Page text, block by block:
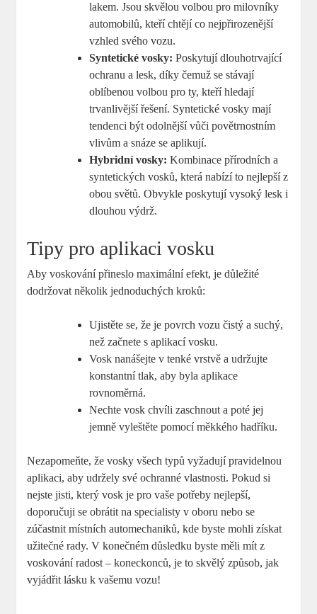
lakem. Jsou skvělou volbou pro milovníky
automobilů, kteří chtějí co nejpřirozenější
vzhled svého vozu.
Syntetické vosky: Poskytují dlouhotrvající
ochranu a lesk, díky čemuž se stávají
oblíbenou volbou pro ty, kteří hledají
trvanlivější řešení. Syntetické vosky mají
tendenci být odolnější vůči povětrnostním
vlivům a snáze se aplikují.
Hybridní vosky: Kombinace přírodních a
syntetických vosků, která nabízí to nejlepší z
obou světů. Obvykle poskytují vysoký lesk i
dlouhou výdrž.
Tipy pro aplikaci vosku
Aby voskování přineslo maximální efekt, je důležité
dodržovat několik jednoduchých kroků:
Ujistěte se, že je povrch vozu čistý a suchý,
než začnete s aplikací vosku.
Vosk nanášejte v tenké vrstvě a udržujte
konstantní tlak, aby byla aplikace
rovnoměrná.
Nechte vosk chvíli zaschnout a poté jej
jemně vyleštěte pomocí měkkého hadříku.
Nezapomeňte, že vosky všech typů vyžadují pravidelnou
aplikaci, aby udržely své ochranné vlastnosti. Pokud si
nejste jisti, který vosk je pro vaše potřeby nejlepší,
doporučuji se obrátit na specialisty v oboru nebo se
zúčastnit místních automechaniků, kde byste mohli získat
užitečné rady. V konečném důsledku byste měli mít z
voskování radost – koneckonců, je to skvělý způsob, jak
vyjádřit lásku k vašemu vozu!